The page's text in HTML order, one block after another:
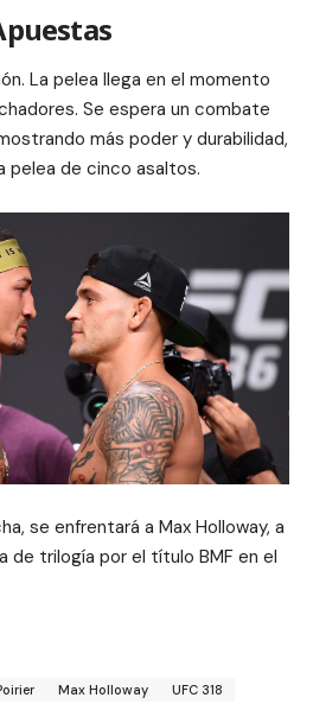
La pelea llega en el momento
Se espera un combate
más poder y durabilidad,
pelea de cinco asaltos.
se enfrentará a Max Holloway, a
de trilogía por el título BMF en el
Max Holloway UFC 318